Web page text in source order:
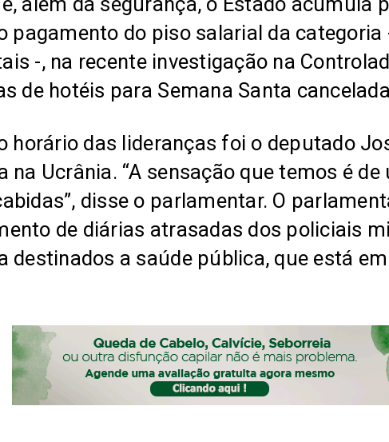
pagamento do piso salarial da
-, na recente investigação na
de hotéis para Semana Santa
horário das lideranças foi o deputado
Ucrânia. “A sensação que temos é
disse o parlamentar. O
de diárias atrasadas dos policiais
destinados a saúde pública, que está